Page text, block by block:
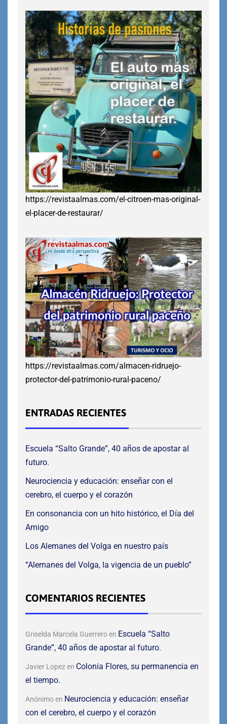
https://revistaalmas.com/el-citroen-mas-original-
el-placer-de-restaurar/
https://revistaalmas.com/almacen-ridruejo-
protector-del-patrimonio-rural-paceno/
ENTRADAS RECIENTES
Escuela “Salto Grande”, 40 años de apostar al
futuro.
Neurociencia y educación: enseñar con el
cerebro, el cuerpo y el corazón
En consonancia con un hito histórico, el Día del
Amigo
Los Alemanes del Volga en nuestro país
“Alemanes del Volga, la vigencia de un pueblo”
COMENTARIOS RECIENTES
Griselda Marcela Guerreroen Escuela “Salto
Grande”, 40 años de apostar al futuro.
Javier Lopezen Colonia Flores, su permanencia en
el tiempo.
Anónimoen Neurociencia y educación: enseñar
con el cerebro, el cuerpo y el corazón